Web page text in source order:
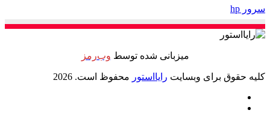
سرور hp
میزبانی شده توسط وب‌رمز
کلیه حقوق برای وبسایت رایااستور محفوظ است. 2026